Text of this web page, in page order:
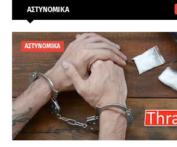
ΑΣΤΥΝΟΜΙΚΑ
ΑΣΤΥΝΟΜΙΚΑ